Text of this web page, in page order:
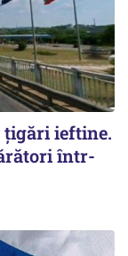
ieftine.
într-